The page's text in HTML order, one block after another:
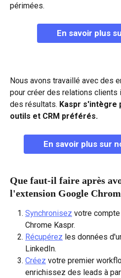
périmées.
En savoir plus
Nous avons travaillé avec des
pour créer des relations clients
des résultats. Kaspr s'intègre
outils et CRM préférés.
En savoir plus sur
Que faut-il faire après
l'extension Google
Synchronisez votre
Chrome Kaspr.
Récupérez les données
LinkedIn.
Créez votre premier
enrichissez des leads à